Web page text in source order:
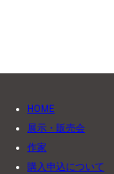
HOME
展示・販売会
作家
購入申込について